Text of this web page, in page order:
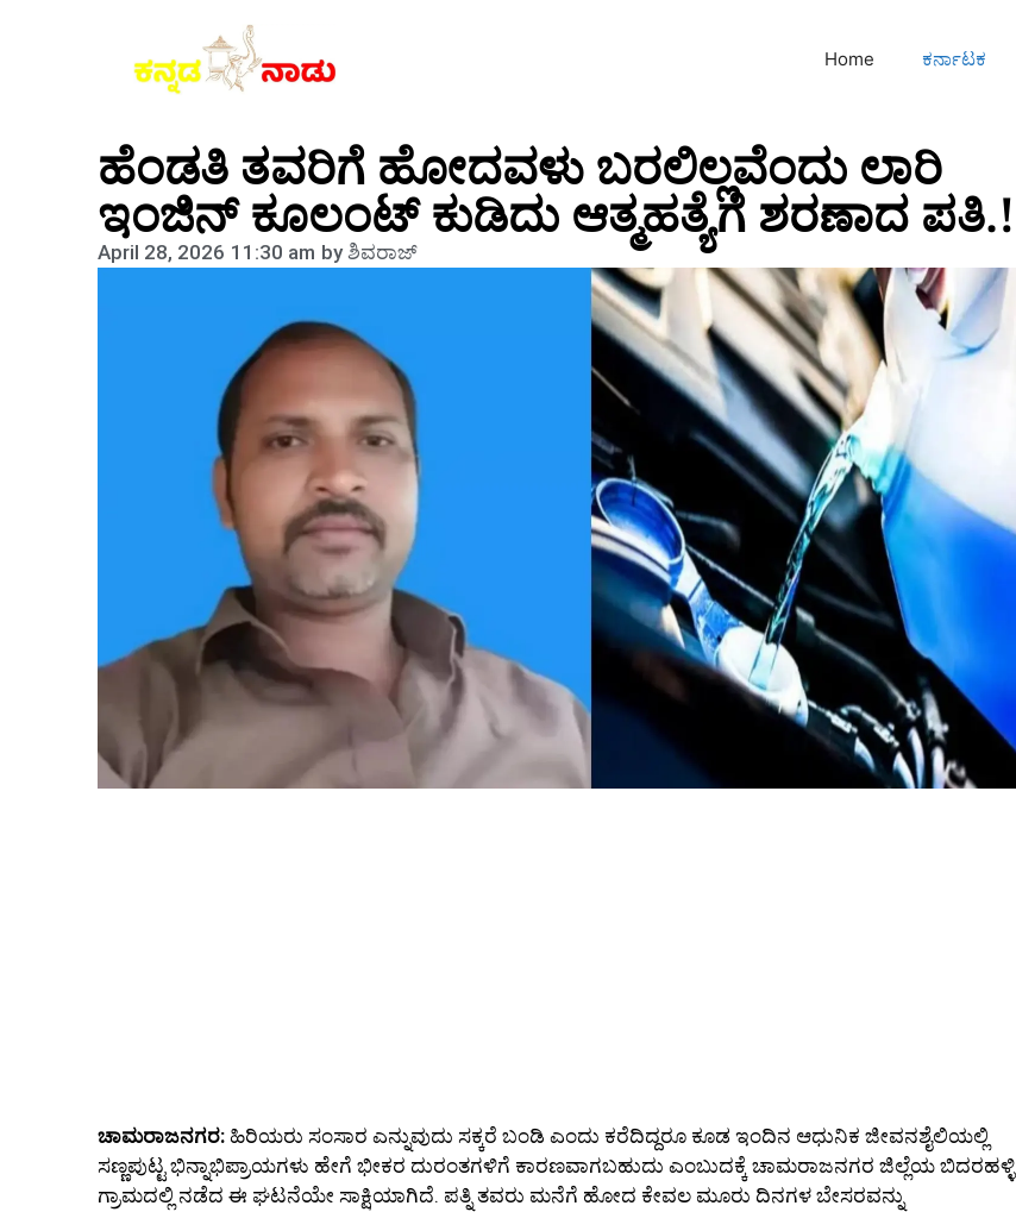
Home ಕರ್ನಾಟಕ
ಹೆಂಡತಿ ತವರಿಗೆ ಹೋದವಳು ಬರಲಿಲ್ಲವೆಂದು ಲಾರಿ
ಇಂಜಿನ್ ಕೂಲಂಟ್ ಕುಡಿದು ಆತ್ಮಹತ್ಯೆಗೆ ಶರಣಾದ ಪತಿ.!
April 28, 2026 11:30 am byಶಿವರಾಜ್
ಚಾಮರಾಜನಗರ: ಹಿರಿಯರು ಸಂಸಾರ ಎನ್ನುವುದು ಸಕ್ಕರೆ ಬಂಡಿ ಎಂದು ಕರೆದಿದ್ದರೂ ಕೂಡ ಇಂದಿನ ಆಧುನಿಕ ಜೀವನಶೈಲಿಯಲ್ಲಿ
ಸಣ್ಣಪುಟ್ಟ ಭಿನ್ನಾಭಿಪ್ರಾಯಗಳು ಹೇಗೆ ಭೀಕರ ದುರಂತಗಳಿಗೆ ಕಾರಣವಾಗಬಹುದು ಎಂಬುದಕ್ಕೆ ಚಾಮರಾಜನಗರ ಜಿಲ್ಲೆಯ ಬಿದರಹಳ್ಳಿ
ಗ್ರಾಮದಲ್ಲಿ ನಡೆದ ಈ ಘಟನೆಯೇ ಸಾಕ್ಷಿಯಾಗಿದೆ. ಪತ್ನಿ ತವರು ಮನೆಗೆ ಹೋದ ಕೇವಲ ಮೂರು ದಿನಗಳ ಬೇಸರವನ್ನು